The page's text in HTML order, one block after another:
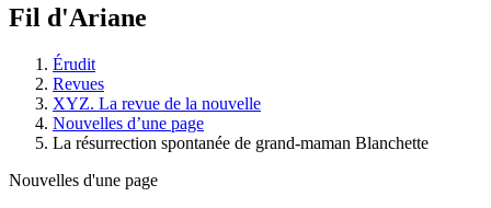
Fil d'Ariane
Érudit
Revues
XYZ. La revue de la nouvelle
Nouvelles d’une page
La résurrection spontanée de grand-maman Blanchette
Nouvelles d'une page